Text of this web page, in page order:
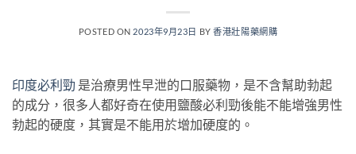
POSTED ON 2023年9月23日 BY香港壯陽藥網購
印度必利勁 是治療男性早泄的口服藥物，是不含幫助勃起
的成分，很多人都好奇在使用鹽酸必利勁後能不能增強男性
勃起的硬度，其實是不能用於增加硬度的。